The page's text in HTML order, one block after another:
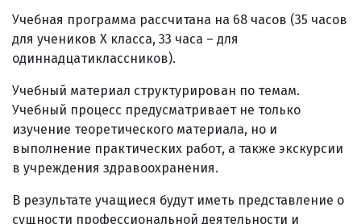
Учебная программа рассчитана на 68 часов (35 часов
для учеников X класса, 33 часа – для
одиннадцатиклассников).
Учебный материал структурирован по темам.
Учебный процесс предусматривает не только
изучение теоретического материала, но и
выполнение практических работ, а также экскурсии
в учреждения здравоохранения.
В результате учащиеся будут иметь представление о
сущности профессиональной деятельности и